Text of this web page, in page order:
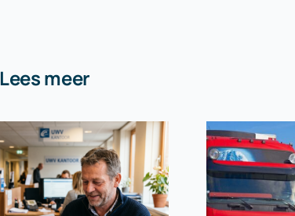
Lees meer